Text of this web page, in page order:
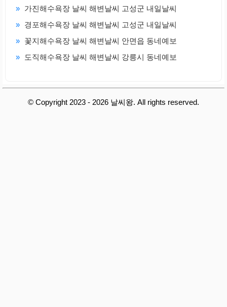
» 가진해수욕장 날씨 해변날씨 고성군 내일날씨
» 경포해수욕장 날씨 해변날씨 고성군 내일날씨
» 꽃지해수욕장 날씨 해변날씨 안면읍 동네예보
»
도직해수욕장 날씨 해변날씨 강릉시 동네예보
© Copyright 2023 - 2026 날씨왕. All rights reserved.